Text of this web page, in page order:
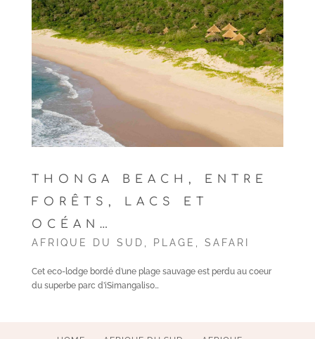
THONGA BEACH, ENTRE
FORÊTS, LACS ET
OCÉAN…
AFRIQUE DU SUD PLAGE SAFARI
Cet eco-lodge bordé d’une plage sauvage est perdu au coeur
du superbe parc d’iSimangaliso…